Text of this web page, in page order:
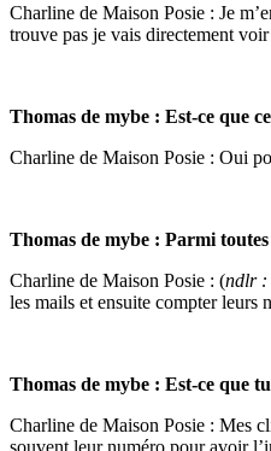
Charline de Maison Posie : Je
trouve pas je vais directement
Thomas de mybe : Est-ce que
Charline de Maison Posie : Oui
Thomas de mybe : Parmi
Charline de Maison Posie : (ndlr :
les mails et ensuite compter leurs
Thomas de mybe : Est-ce que
Charline de Maison Posie : Mes
souvent leur numéro pour avoir